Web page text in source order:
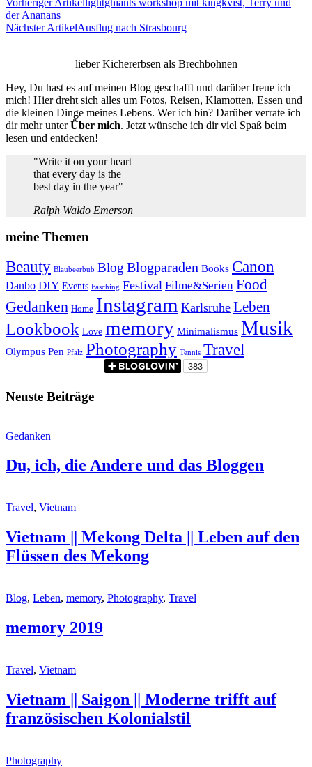
der Ananans
Nächster ArtikelAusflug nach Strasbourg
lieber Kichererbsen als Brechbohnen
Hey, Du hast es auf meinen Blog geschafft und darüber freue ich
mich! Hier dreht sich alles um Fotos, Reisen, Klamotten, Essen und
die kleinen Dinge meines Lebens. Wer ich bin? Darüber verrate ich
dir mehr unterÜber mich. Jetzt wünsche ich dir viel Spaß beim
lesen und entdecken!
"Write it on your heart
that every day is the
best day in the year"
Ralph Waldo Emerson
meine Themen
Beauty Blaubeerbub Blog Blogparaden Books Canon
Danbo DIY Events Fasching Festival Filme&Serien Food
Gedanken Home Instagram Karlsruhe Leben
Lookbook Love memory Minimalismus Musik
Olympus Pen Pfalz Photography Tennis Travel
Neuste Beiträge
Gedanken
Du, ich, die Andere und das Bloggen
Travel, Vietnam
Vietnam || Mekong Delta || Leben auf den
Flüssen des Mekong
Blog, Leben, memory, Photography, Travel
memory 2019
Travel, Vietnam
Vietnam || Saigon || Moderne trifft auf
französischen Kolonialstil
Photography